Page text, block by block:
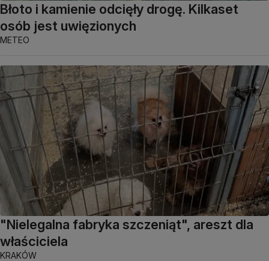
Błoto i kamienie odcięły drogę. Kilkaset
osób jest uwięzionych
METEO
"Nielegalna fabryka szczeniąt", areszt dla
właściciela
KRAKÓW